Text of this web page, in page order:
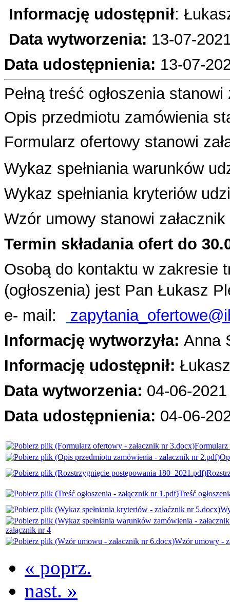
Informację udostępnił:
Data wytworzenia: 13-07-
Data udostępnienia: 13-07-
Pełną treść ogłoszenia stanowi
Opis przedmiotu zamówienia
Formularz ofertowy stanowi
Wykaz spełniania warunków
Wykaz spełniania kryteriów
Wzór umowy stanowi załacznik
Termin składania ofert do
Osobą do kontaktu w zakresie
(ogłoszenia) jest Pan Łukasz
e- mail:
Informację wytworzyła: Anna
Informację udostępnił:
Data wytworzenia: 04-06-2021
Data udostępnienia: 04-06-
Formularz
Treść
załącznik nr 4
Wzór umowy -
« poprz.
nast. »